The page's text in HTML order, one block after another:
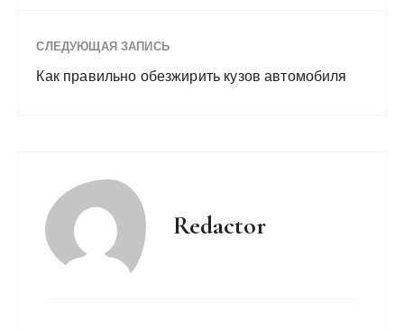
СЛЕДУЮЩАЯ ЗАПИСЬ
Как правильно обезжирить кузов автомобиля
Redactor